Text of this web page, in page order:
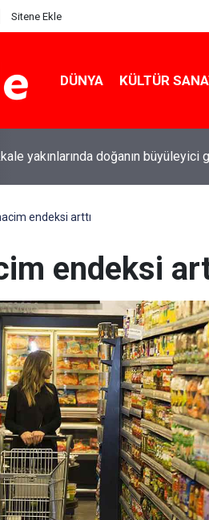
Sitene Ekle
DÜNYA KÜLTÜR
yakınlarında doğanın büyüleyici
endeksi arttı
endeksi